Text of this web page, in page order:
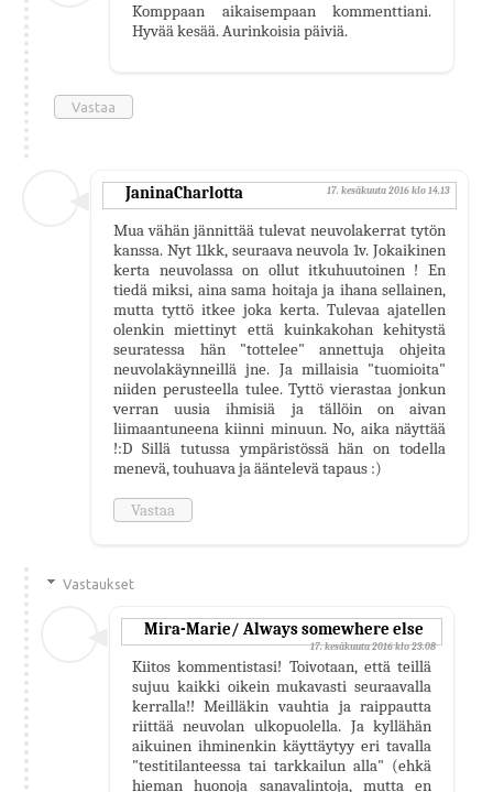
Komppaan aikaisempaan kommenttiani.
Hyvää kesää. Aurinkoisia päiviä.
Vastaa
JaninaCharlotta 17. kesäkuuta 2016 klo 14.13
Mua vähän jännittää tulevat neuvolakerrat tytön
kanssa. Nyt 11kk, seuraava neuvola 1v. Jokaikinen
kerta neuvolassa on ollut itkuhuutoinen ! En
tiedä miksi, aina sama hoitaja ja ihana sellainen,
mutta tyttö itkee joka kerta. Tulevaa ajatellen
olenkin miettinyt että kuinkakohan kehitystä
seuratessa hän "tottelee" annettuja ohjeita
neuvolakäynneillä jne. Ja millaisia "tuomioita"
niiden perusteella tulee. Tyttö vierastaa jonkun
verran uusia ihmisiä ja tällöin on aivan
liimaantuneena kiinni minuun. No, aika näyttää
!:D Sillä tutussa ympäristössä hän on todella
menevä, touhuava ja ääntelevä tapaus :)
Vastaa
Vastaukset
Mira-Marie/ Always somewhere else
17. kesäkuuta 2016 klo 23.08
Kiitos kommentistasi! Toivotaan, että teillä
sujuu kaikki oikein mukavasti seuraavalla
kerralla!! Meilläkin vauhtia ja raippautta
riittää neuvolan ulkopuolella. Ja kyllähän
aikuinen ihminenkin käyttäytyy eri tavalla
"testitilanteessa tai tarkkailun alla" (ehkä
hieman huonoja sanavalintoja, mutta en